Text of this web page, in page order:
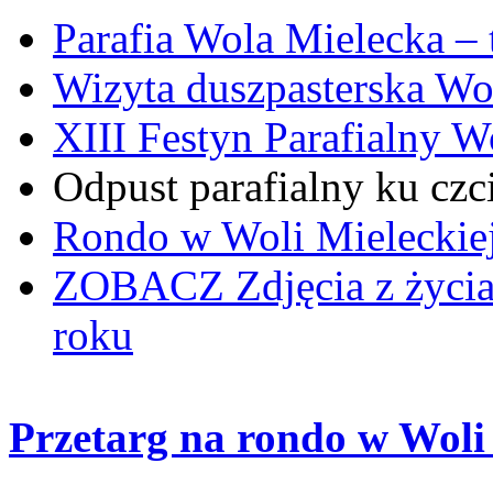
Parafia Wola Mielecka
Wizyta duszpasterska
XIII Festyn Parafialny
Odpust parafialny ku
Rondo w Woli
ZOBACZ Zdjęcia z
roku
Przetarg na rondo w